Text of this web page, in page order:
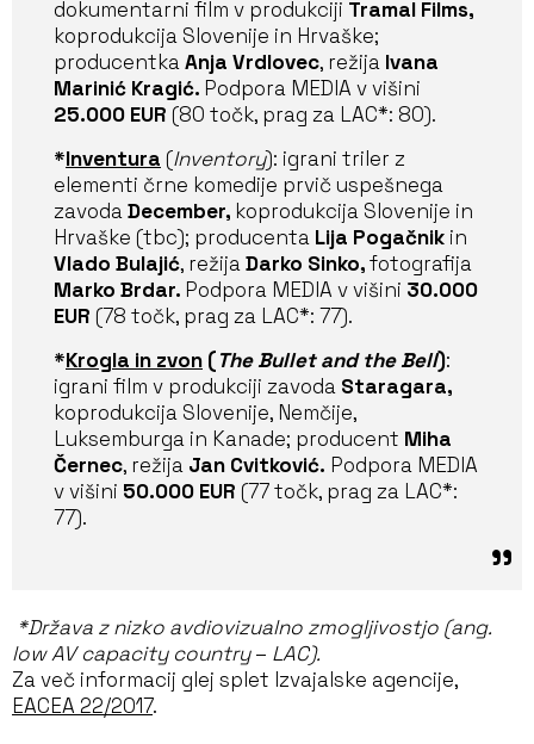
dokumentarni film v produkciji Tramal Films,
koprodukcija Slovenije in Hrvaške;
producentkaAnja Vrdlovec, režija Ivana
Marinić Kragić. Podpora MEDIA v višini
25.000 EUR (80 točk, prag za LAC*: 80).
*Inventura (Inventory): igrani triler z
elementi črne komedije prvič uspešnega
zavodaDecember, koprodukcija Slovenije in
Hrvaške (tbc); producenta Lija Pogačnik in
Vlado Bulajić, režijaDarko Sinko,fotografija
Marko Brdar. Podpora MEDIA v višini 30.000
EUR (78 točk, prag za LAC*: 77).
*Krogla in zvon (The Bullet and the Bell):
igrani film v produkciji zavoda Staragara,
koprodukcija Slovenije, Nemčije,
Luksemburga in Kanade; producent Miha
Černec, režija Jan Cvitković. Podpora MEDIA
v višini 50.000 EUR (77 točk, prag za LAC*:
77).
*Država z nizko avdiovizualno zmogljivostjo (ang.
low AV capacity country– LAC).
Za več informacij glej splet Izvajalske agencije,
EACEA 22/2017.